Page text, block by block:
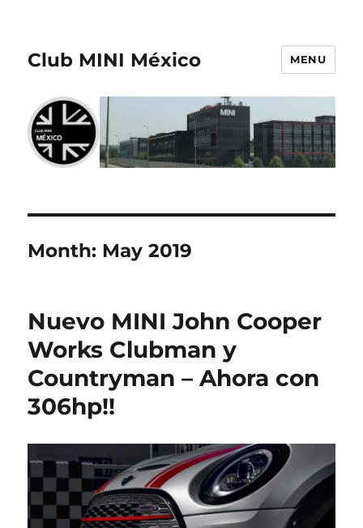
Club MINI México MENU
Month: May 2019
Nuevo MINI John Cooper
Works Clubman y
Countryman – Ahora con
306hp!!